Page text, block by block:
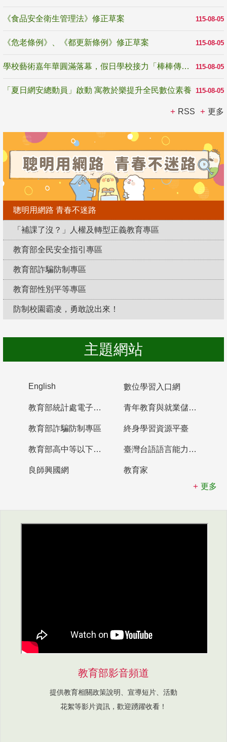
115-08-05
《食品安全衛生管理法》修正草案
115-08-05
《危老條例》、《都更新條例》修正草案
115-08-05
學校藝術嘉年華圓滿落幕，假日學校接力「棒棒傳美感」
115-08-05
「夏日網安總動員」啟動 寓教於樂提升全民數位素養
RSS 更多
聰明用網路 青春不迷路
「補課了沒？」人權及轉型正義教育專區
教育部全民安全指引專區
教育部詐騙防制專區
教育部性別平等專區
防制校園霸凌，勇敢說出來！
主題網站
English 數位學習入口網
教育部統計處電子書櫃 青年教育與就業儲蓄帳戶
教育部詐騙防制專區 終身學習資源平臺
教育部高中等以下學校及幼兒園教師資格檢定考試 臺灣台語語言能力認證網站
良師興國網
教育家
更多
教育部影音頻道
提供教育相關政策說明、宣導短片、活動
花絮等影片資訊，歡迎踴躍收看！